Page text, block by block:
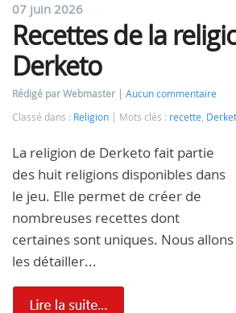
07 juin 2026
Recettes de la
Derketo
Rédigé par Webmaster
Aucun commentaire
Classé dans : Religion Mots clés : recette,
La religion de Derketo fait partie
des huit religions disponibles dans
le jeu. Elle permet de créer de
nombreuses recettes dont
certaines sont uniques. Nous allons
les détailler...